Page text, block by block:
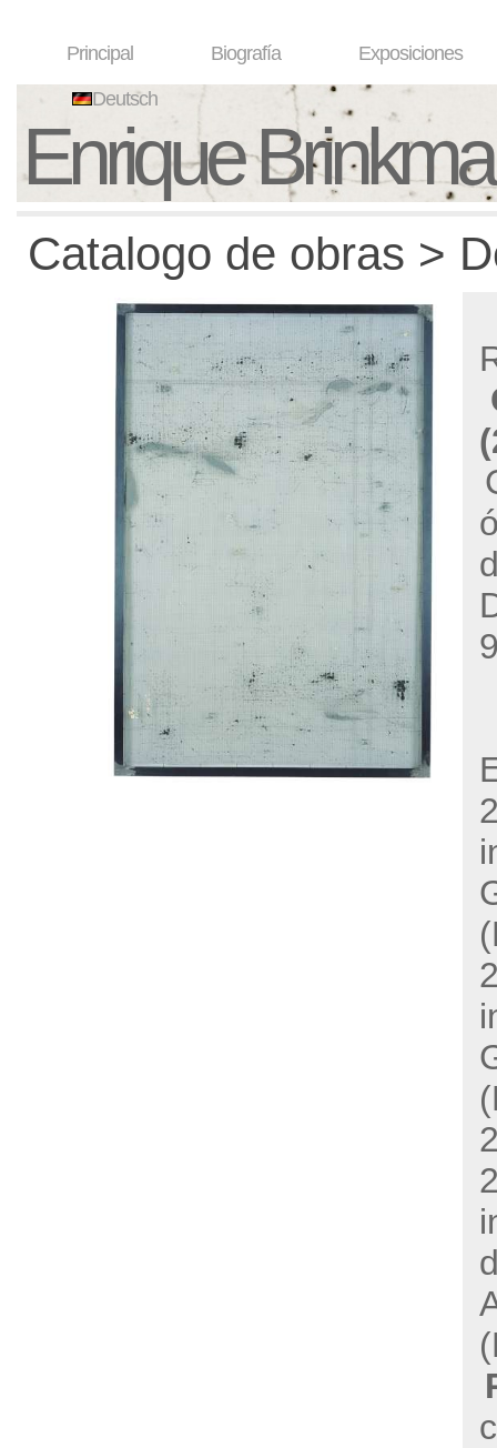
Principal Biografía Exposiciones
Deutsch
Enrique
Catalogo de obras >